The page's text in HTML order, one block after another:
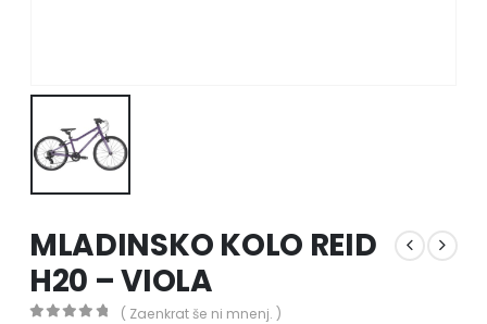
MLADINSKO KOLO REID
H20 – VIOLA
( Zaenkrat še ni mnenj. )